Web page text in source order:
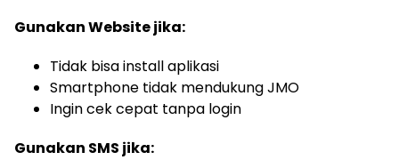
Gunakan Website jika:
Tidak bisa install aplikasi
Smartphone tidak mendukung JMO
Ingin cek cepat tanpa login
Gunakan SMS jika: